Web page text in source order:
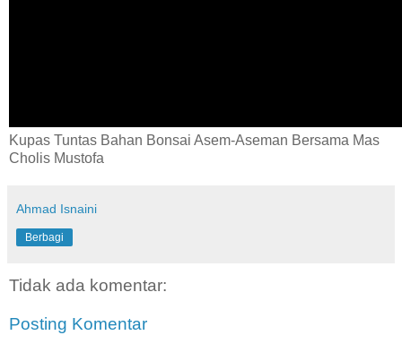
Kupas Tuntas Bahan Bonsai Asem-Aseman Bersama Mas
Cholis Mustofa
Ahmad Isnaini
Berbagi
Tidak ada komentar:
Posting Komentar